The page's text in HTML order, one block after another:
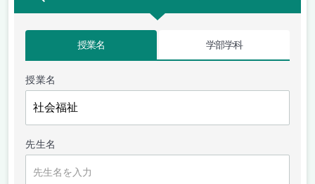
授業名 学部学科
授業名
先生名